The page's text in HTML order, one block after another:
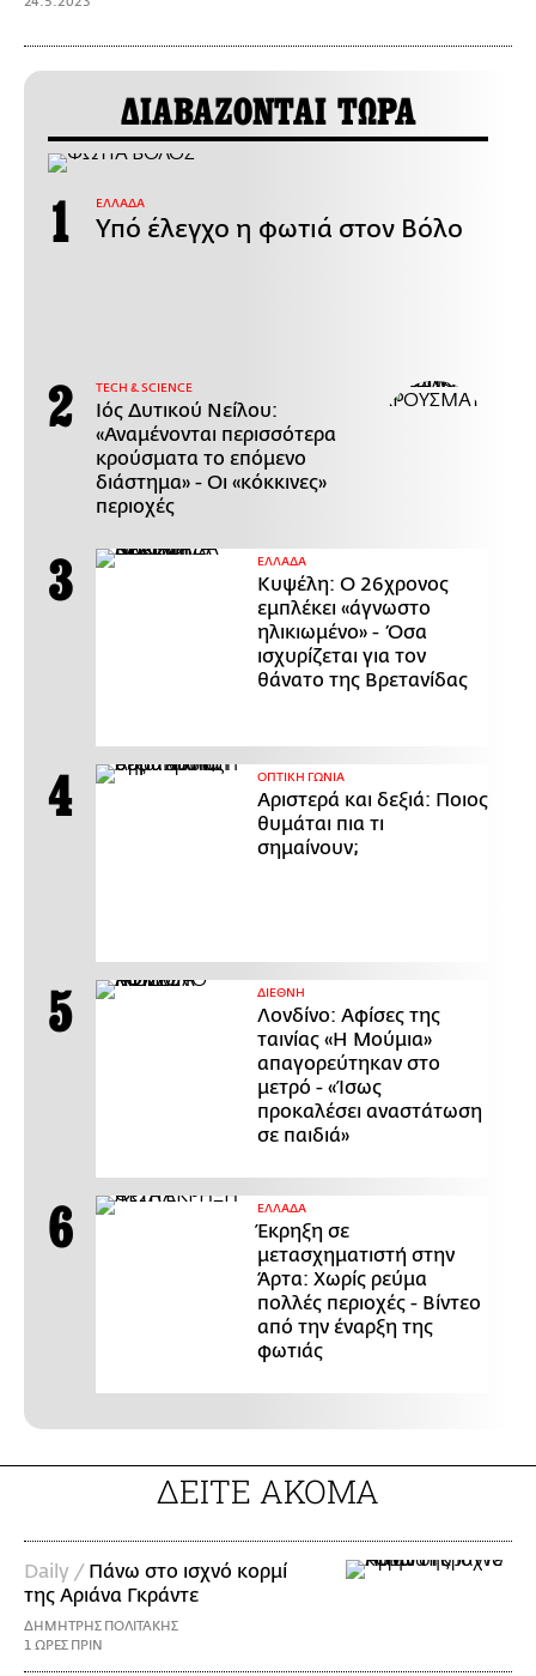
ΔΙΑΒΑΖΟΝΤΑΙ ΤΩΡΑ
ΕΛΛΑΔΑ
Υπό έλεγχο η φωτιά στον Βόλο
ΤECH & SCIENCE
Ιός Δυτικού Νείλου:
«Αναμένονται περισσότερα
κρούσματα το επόμενο
διάστημα» - Οι «κόκκινες»
περιοχές
ΕΛΛΑΔΑ
Κυψέλη: Ο 26χρονος
εμπλέκει «άγνωστο
ηλικιωμένο» - Όσα
ισχυρίζεται για τον
θάνατο της Βρετανίδας
ΟΠΤΙΚΗ ΓΩΝΙΑ
Αριστερά και δεξιά: Ποιος
θυμάται πια τι
σημαίνουν;
ΔΙΕΘΝΗ
Λονδίνο: Αφίσες της
ταινίας «Η Μούμια»
απαγορεύτηκαν στο
μετρό - «Ίσως
προκαλέσει αναστάτωση
σε παιδιά»
ΕΛΛΑΔΑ
Έκρηξη σε
μετασχηματιστή στην
Άρτα: Χωρίς ρεύμα
πολλές περιοχές - Βίντεο
από την έναρξη της
φωτιάς
ΔΕΙΤΕ ΑΚΟΜΑ
Daily / Πάνω στο ισχνό κορμί
της Αριάνα Γκράντε
ΔΗΜΗΤΡΗΣ ΠΟΛΙΤΑΚΗΣ
1 ΩΡΕΣ ΠΡΙΝ